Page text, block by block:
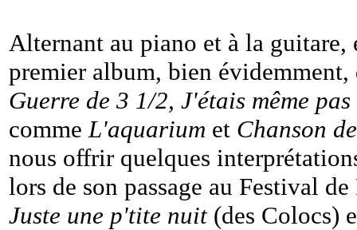
Alternant au piano et à la guitare,
premier album, bien évidemment,
Guerre de 3 1/2, J'étais même
commeL'aquarium et Chanson
nous offrir quelques
lors de son passage au Festival
Juste une p'tite nuit(des Colocs)